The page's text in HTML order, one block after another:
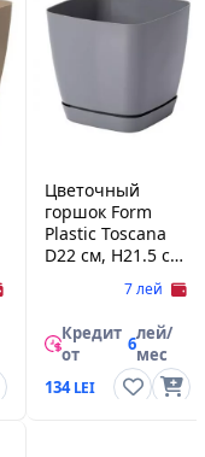
Цветочный
горшок Form
Plastic Toscana
D22 см, H21.5 см,
7 лей
Кредит
от
6лей/
мес
134